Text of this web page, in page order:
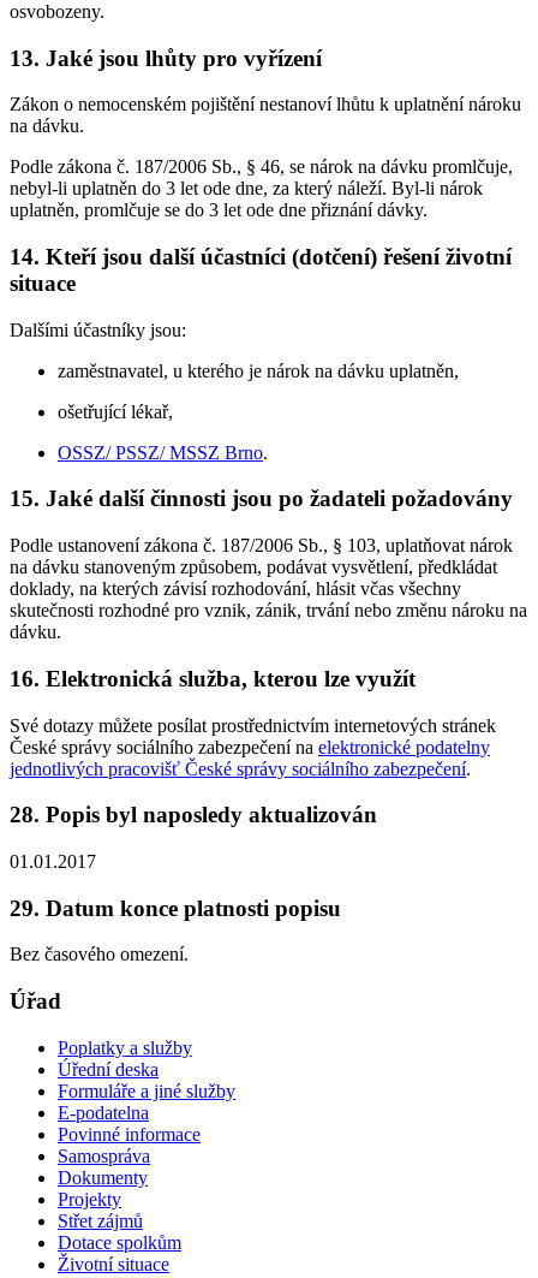
osvobozeny.
13. Jaké jsou lhůty pro vyřízení
Zákon o nemocenském pojištění nestanoví lhůtu k uplatnění nároku
na dávku.
Podle zákona č. 187/2006 Sb., § 46, se nárok na dávku promlčuje,
nebyl-li uplatněn do 3 let ode dne, za který náleží. Byl-li nárok
uplatněn, promlčuje se do 3 let ode dne přiznání dávky.
14. Kteří jsou další účastníci (dotčení) řešení životní
situace
Dalšími účastníky jsou:
zaměstnavatel, u kterého je nárok na dávku uplatněn,
ošetřující lékař,
OSSZ/ PSSZ/ MSSZ Brno.
15. Jaké další činnosti jsou po žadateli požadovány
Podle ustanovení zákona č. 187/2006 Sb., § 103, uplatňovat nárok
na dávku stanoveným způsobem, podávat vysvětlení, předkládat
doklady, na kterých závisí rozhodování, hlásit včas všechny
skutečnosti rozhodné pro vznik, zánik, trvání nebo změnu nároku na
dávku.
16. Elektronická služba, kterou lze využít
Své dotazy můžete posílat prostřednictvím internetových stránek
České správy sociálního zabezpečení na elektronické podatelny
jednotlivých pracovišť České správy sociálního zabezpečení.
28. Popis byl naposledy aktualizován
01.01.2017
29. Datum konce platnosti popisu
Bez časového omezení.
Úřad
Poplatky a služby
Úřední deska
Formuláře a jiné služby
E-podatelna
Povinné informace
Samospráva
Dokumenty
Projekty
Střet zájmů
Dotace spolkům
Životní situace